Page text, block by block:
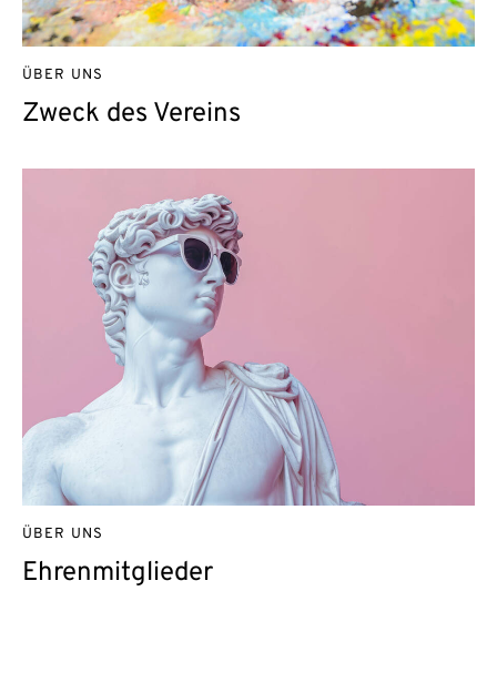
Zweck des Vereins
ÜBER UNS
Ehrenmitglieder
ÜBER UNS